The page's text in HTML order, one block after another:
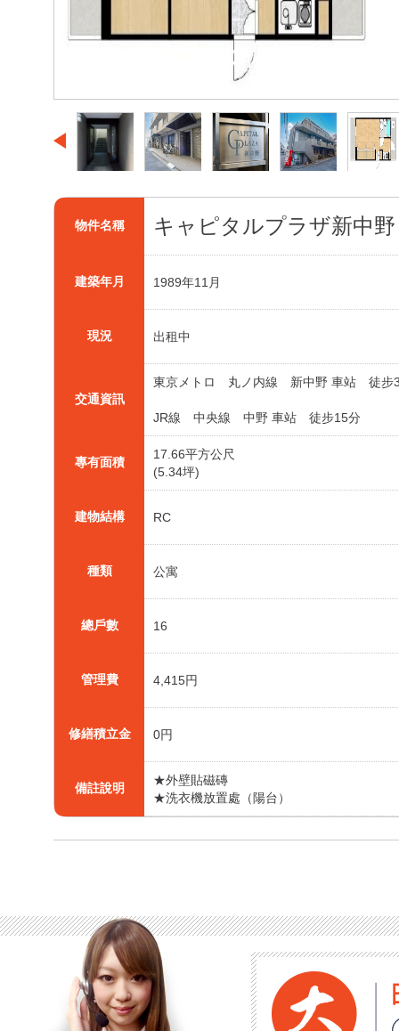
物件名稱 キャピタルプラザ新中野
建築年月 1989年11月
現況 出租中
交通資訊
東京メトロ 丸ノ内線 新中野 車站 徒步
JR線 中央線 中野 車站 徒步15分
專有面積
17.66平方公尺
(5.34坪)
建物結構 RC
種類 公寓
總戶數 16
管理費 4,415円
修繕積立金 0円
備註說明
★外壁貼磁磚
★洗衣機放置處（陽台）